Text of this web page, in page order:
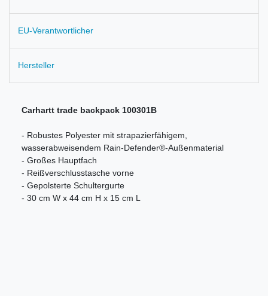
EU-Verantwortlicher
Hersteller
Carhartt trade backpack 100301B
- Robustes Polyester mit strapazierfähigem,
wasserabweisendem Rain-Defender®-Außenmaterial
- Großes Hauptfach
- Reißverschlusstasche vorne
- Gepolsterte Schultergurte
- 30 cm W x 44 cm H x 15 cm L